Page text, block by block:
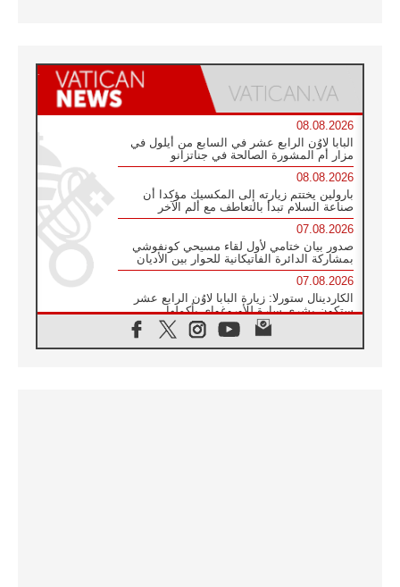
08.08.2026
البابا لاوُن الرابع عشر في السابع من أيلول في
مزار أم المشورة الصالحة في جناتزانو
08.08.2026
بارولين يختتم زيارته إلى المكسيك مؤكدا أن
صناعة السلام تبدأ بالتعاطف مع ألم الآخر
07.08.2026
صدور بيان ختامي لأول لقاء مسيحي كونفوشي
بمشاركة الدائرة الفاتيكانية للحوار بين الأديان
07.08.2026
الكاردينال ستورلا: زيارة البابا لاوُن الرابع عشر
ستكون بشرى سارة للأوروغواي بأكملها
الفاتيكان يعلن برنامج الزيارة الرسولية للبابا لاوُن